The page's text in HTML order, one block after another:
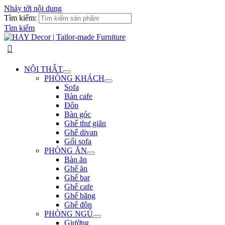
Nhảy tới nội dung
Tìm kiếm:
Tìm kiếm
NỘI THẤT
PHÒNG KHÁCH
Sofa
Bàn cafe
Đôn
Bàn góc
Ghế thư giãn
Ghế divan
Gối sofa
PHÒNG ĂN
Bàn ăn
Ghế ăn
Ghế bar
Ghế cafe
Ghế băng
Ghế đôn
PHÒNG NGỦ
Giường